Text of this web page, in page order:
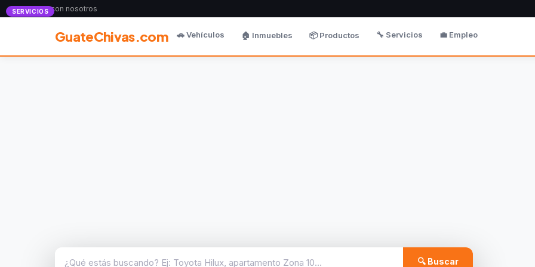
Anunciate con nosotros
GuateChivas.com 🚗 Vehículos 🏠 Inmuebles 📦 Productos 🔧 Servicios 💼 Empleo
🔍 Buscar
SERVICIOS